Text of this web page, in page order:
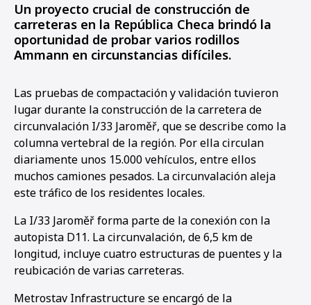
Un proyecto crucial de construcción de
carreteras en la República Checa brindó la
oportunidad de probar varios rodillos
Ammann en circunstancias difíciles.
Las pruebas de compactación y validación tuvieron
lugar durante la construcción de la carretera de
circunvalación I/33 Jaroměř, que se describe como la
columna vertebral de la región. Por ella circulan
diariamente unos 15.000 vehículos, entre ellos
muchos camiones pesados. La circunvalación aleja
este tráfico de los residentes locales.
La I/33 Jaroměř forma parte de la conexión con la
autopista D11. La circunvalación, de 6,5 km de
longitud, incluye cuatro estructuras de puentes y la
reubicación de varias carreteras.
Metrostav Infrastructure se encargó de la